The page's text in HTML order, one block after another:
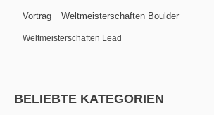
Vortrag Weltmeisterschaften Boulder
Weltmeisterschaften Lead
BELIEBTE KATEGORIEN